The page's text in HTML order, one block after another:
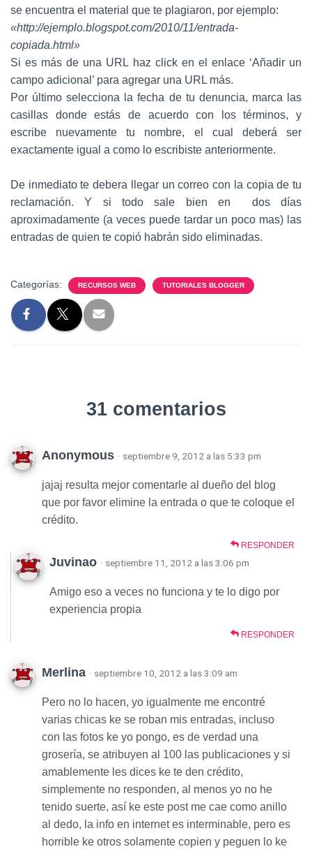
se encuentra el material que te plagiaron, por ejemplo:
«http://ejemplo.blogspot.com/2010/11/entrada-
copiada.html»
Si es más de una URL haz click en el enlace ‘Añadir un
campo adicional’ para agregar una URL más.
Por último selecciona la fecha de tu denuncia, marca las
casillas donde estás de acuerdo con los términos, y
escribe nuevamente tu nombre, el cual deberá ser
exactamente igual a como lo escribiste anteriormente.
De inmediato te debera llegar un correo con la copia de tu
reclamación. Y si todo sale bien en dos días
aproximadamente (a veces puede tardar un poco mas) las
entradas de quien te copió habrán sido eliminadas.
Categorías: RECURSOS WEB TUTORIALES BLOGGER
31 comentarios
Anonymous · septiembre 9, 2012 a las 5:33 pm
jajaj resulta mejor comentarle al dueño del blog
que por favor elimine la entrada o que te coloque el
crédito.
RESPONDER
Juvinao · septiembre 11, 2012 a las 3:06 pm
Amigo eso a veces no funciona y te lo digo por
experiencia propia
RESPONDER
Merlina · septiembre 10, 2012 a las 3:09 am
Pero no lo hacen, yo igualmente me encontré
varias chicas ke se roban mis entradas, incluso
con las fotos ke yo pongo, es de verdad una
grosería, se atribuyen al 100 las publicaciones y si
amablemente les dices ke te den crédito,
simplemente no responden, al menos yo no he
tenido suerte, así ke este post me cae como anillo
al dedo, la info en internet es interminable, pero es
horrible ke otros solamente copien y peguen lo ke